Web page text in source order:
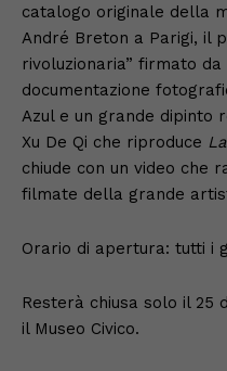
catalogo originale della
André Breton a Parigi, il
rivoluzionaria” firmato
documentazione
Azul e un grande dipinto
Xu De Qi che riproduce
chiude con un video che
filmate della grande
Orario di apertura: tutti i
Resterà chiusa solo il 25
il Museo Civico.